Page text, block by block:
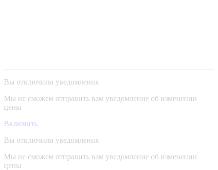
Вы отключили уведомления
Мы не сможем отправить вам уведомление об изменении
цены
Включить
Вы отключили уведомления
Мы не сможем отправить вам уведомление об изменении
цены